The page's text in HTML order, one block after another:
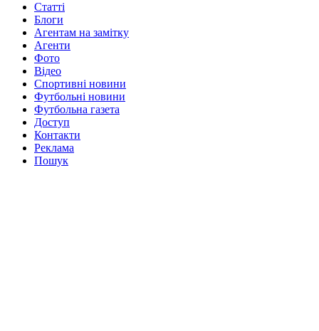
Статті
Блоги
Агентам на замітку
Агенти
Фото
Відео
Спортивні новини
Футбольні новини
Футбольна газета
Доступ
Контакти
Реклама
Пошук